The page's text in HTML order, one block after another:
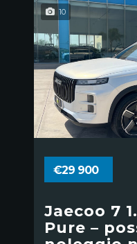
10
€29 900
Jaecoo 7
Pure –